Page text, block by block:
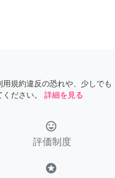
規約違反の恐れや、少しでも
ださい。
詳細を見る
tag_faces
評価制度
stars